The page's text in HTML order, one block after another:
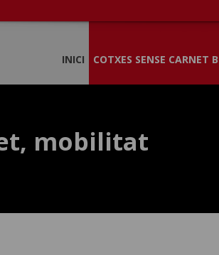
INICI COTXES SENSE CARNET B
mobilitat